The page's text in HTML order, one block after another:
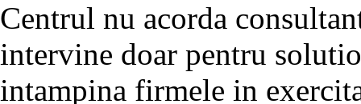
Centrul nu acorda
intervine doar pentru
intampina firmele in